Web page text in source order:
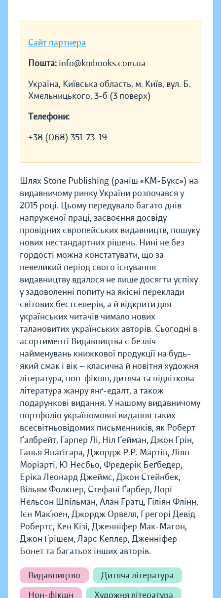
Сайт партнера
Пошта: info@kmbooks.com.ua
Україна, Київська область, м. Київ, вул. Б.
Хмельницького, 3-б (3 поверх)
Телефони:
+38 (068) 351-73-19
Шлях Stone Publishing (раніш «КМ-Букс») на
видавничому ринку України розпочався у
2015 році. Цьому передувало багато днів
напруженої праці, засвоєння досвіду
провідних європейських видавництв, пошуку
нових нестандартних рішень. Нині не без
гордості можна констатувати, що за
невеликий період свого існування
видавництву вдалося не лише досягти успіху
у задоволенні попиту на якісні переклади
світових бестселерів, а й відкрити для
українських читачів чимало нових
талановитих українських авторів. Сьогодні в
асортименті Видавництва є безліч
найменувань книжкової продукції на будь-
який смак і вік — класична й новітня художня
література, нон-фікшн, дитяча та підліткова
література жанру янґ-едалт, а також
подарункові видання. У нашому видавничому
портфоліо україномовні видання таких
всесвітньовідомих письменників, як Роберт
Ґалбрейт, Гарпер Лі, Ніл Ґейман, Джон Грін,
Ганья Янаґігара, Джордж Р.Р. Мартін, Ліян
Моріарті, Ю Несбьо, Фредерік Беґбедер,
Еріка Леонард Джеймс, Джон Стейнбек,
Вільям Фолкнер, Стефані Ґарбер, Лорі
Нельсон Шпільман, Алан Гратц, Гіліян Флінн,
Ієн Мак’юен, Джордж Орвелл, Грегорі Девід
Робертс, Кен Кізі, Дженніфер Мак-Магон,
Джон Ґрішем, Ларс Кеплер, Дженніфер
Бонет та багатьох інших авторів.
Видавництво
Дитяча література
Нон-фікшн
Художня література